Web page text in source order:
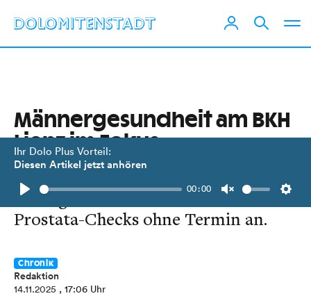
Ihr Dolo Plus Vorteil:
Diesen Artikel jetzt anhören
Play
00:00
Unmute
Männergesundheit am BKH
Lienz im Fokus
Im Rahmen der „Langen Nacht der
Urologie“ bot das Krankenhaus
Prostata-Checks ohne Termin an.
Chronik
Redaktion
14.11.2025 , 17:06 Uhr